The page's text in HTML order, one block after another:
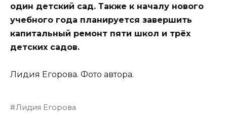
один детский сад. Также к началу нового
учебного года планируется завершить
капитальный ремонт пяти школ и трёх
детских садов.
Лидия Егорова. Фото автора.
Лидия Егорова